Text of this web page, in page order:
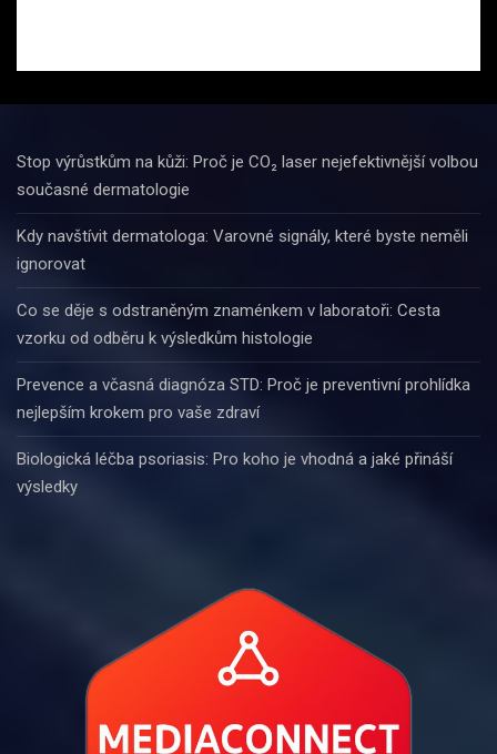
Stop výrůstkům na kůži: Proč je CO₂ laser nejefektivnější volbou
současné dermatologie
Kdy navštívit dermatologa: Varovné signály, které byste neměli
ignorovat
Co se děje s odstraněným znaménkem v laboratoři: Cesta
vzorku od odběru k výsledkům histologie
Prevence a včasná diagnóza STD: Proč je preventivní prohlídka
nejlepším krokem pro vaše zdraví
Biologická léčba psoriasis: Pro koho je vhodná a jaké přináší
výsledky